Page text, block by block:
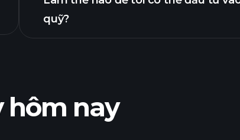
GB00B849DT80 quỹ
quỹ?
hôm nay